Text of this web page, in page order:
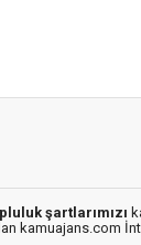
şartlarımızı
kamuajans.com